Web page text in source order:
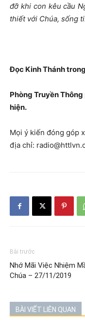
đỡ khi con kêu cầu
thiết với Chúa, sống
Đọc Kinh Thánh
Phòng Truyền
hiện.
Mọi ý kiến đóng góp
địa chỉ:
Bài trước
Nhớ Mãi Việc Nhiệm
Chúa – 27/11/2019
BÀI VIẾT LIÊN QUAN